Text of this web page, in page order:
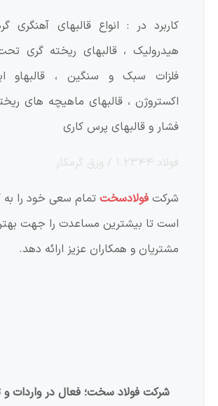
کاربرد در : انواع قالبهای
هیدرولیک ، قالبهای ریخته گری
فلزات سبک و سنگین ، قالبهاو
اکستروژن ، قالبهای ماهیچه های
فشار و قالبهای پرس کاری
فولاد ۱.۲۳۴۴ / ورق گرمکار
شرکت فولادسخت تمام سعی خود را به
است تا بیشترین مساعدت را جهت
مشتریان و همکاران عزیز ارائه دهد.
شرکت فولاد سخت؛ فعال در واردات و